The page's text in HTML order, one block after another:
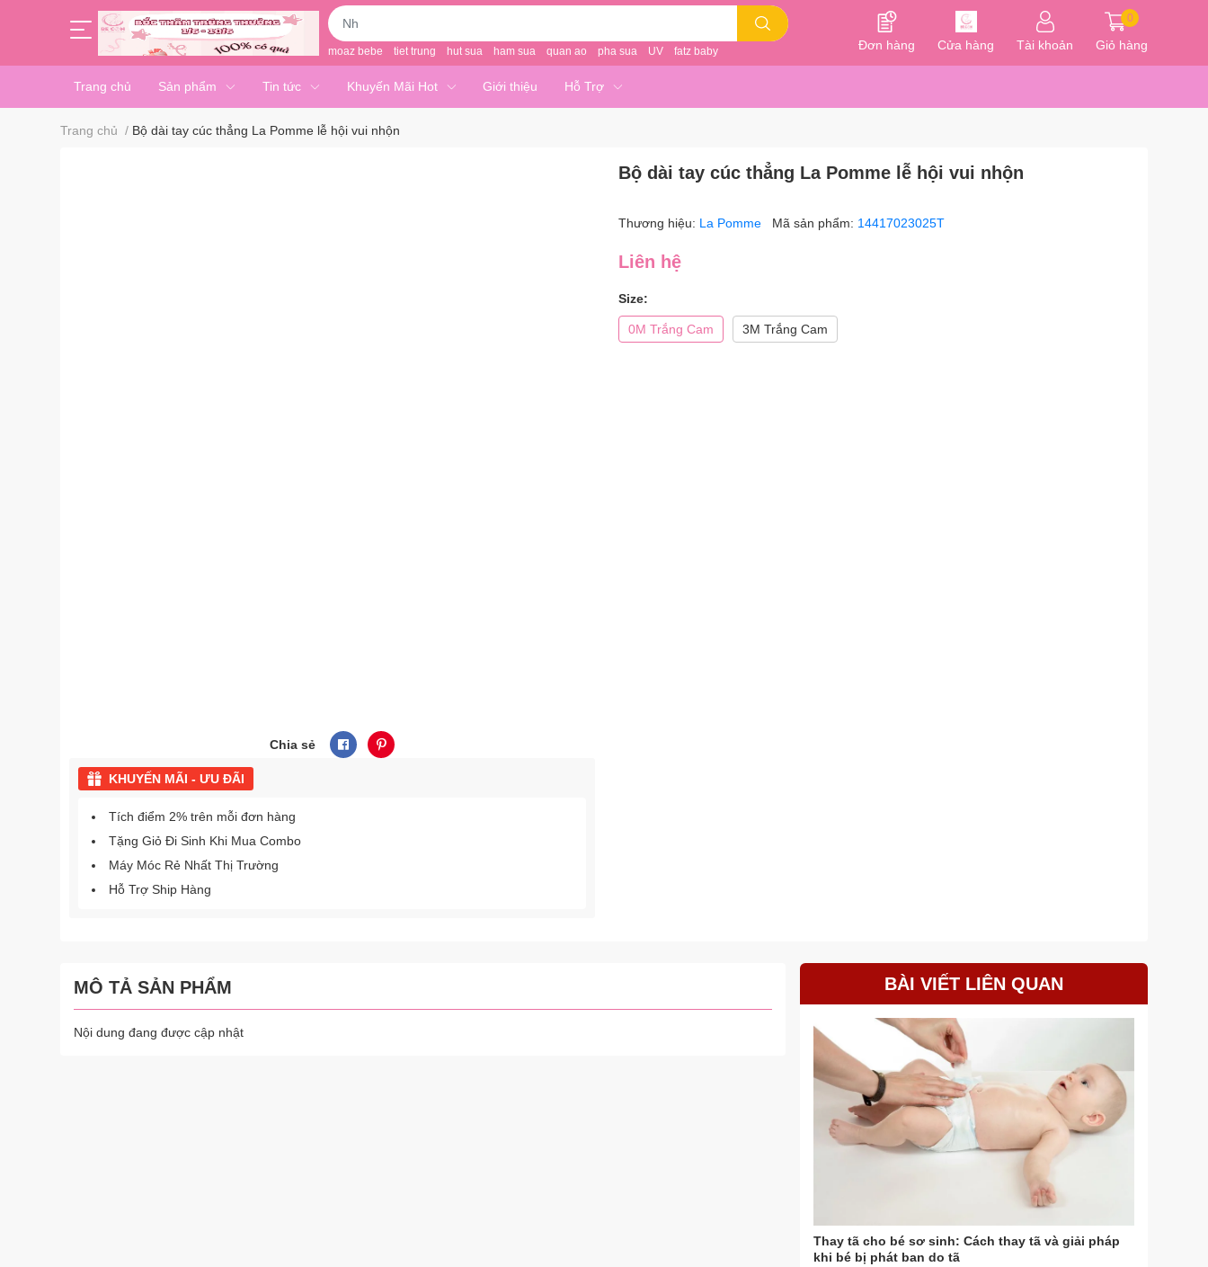
moaz bebe tiet trung hut sua ham sua quan ao pha sua UV fatz baby Đơn hàng Cửa hàng Tài khoản
0
Giỏ hàng
Trang chủ Sản phẩm Tin tức Khuyến Mãi Hot Giới thiệu Hỗ Trợ
Trang chủ / Bộ dài tay cúc thẳng La Pomme lễ hội vui nhộn
Chia sẻ
KHUYẾN MÃI - ƯU ĐÃI
Tích điểm 2% trên mỗi đơn hàng
Tặng Giỏ Đi Sinh Khi Mua Combo
Máy Móc Rẻ Nhất Thị Trường
Hỗ Trợ Ship Hàng
Bộ dài tay cúc thẳng La Pomme lễ hội vui nhộn
Thương hiệu: La Pomme Mã sản phẩm: 14417023025T
Liên hệ
Size:
0M Trắng Cam 3M Trắng Cam
MÔ TẢ SẢN PHẨM
Nội dung đang được cập nhật
BÀI VIẾT LIÊN QUAN
Thay tã cho bé sơ sinh: Cách thay tã và giải pháp
khi bé bị phát ban do tã